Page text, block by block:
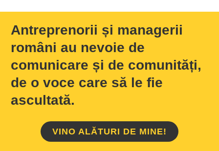
Antreprenorii și managerii
români au nevoie de
comunicare și de comunități,
de o voce care să le fie
ascultată.
VINO ALĂTURI DE MINE!